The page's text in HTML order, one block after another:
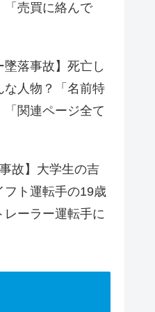
「売買に絡んで
墜落事故】死亡し
な人物？「名前特
関連ページ全て
故】大学生の吉
フト運転手の19歳
ーラー運転手に